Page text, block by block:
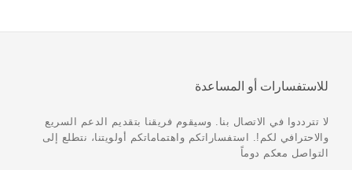
للاستفسارات أو المساعدة
لا تترددوا في الاتصال بنا. وسيقوم فريقنا بتقديم الدعم السريع
والاحترافي لكم!. استفساراتكم واهتماماتكم أولويتنا، نتطلع إلى
التواصل معكم دوماً